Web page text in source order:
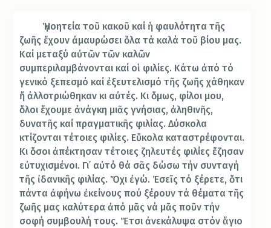
Ἡ γοητεία τοῦ κακοῦ καί ἡ φαυλότητα τῆς
ζωῆς ἔχουν ἀμαυρώσει ὅλα τά καλά τοῦ βίου μας.
Καί μεταξύ αὐτῶν τῶν καλῶν
συμπεριλαμβάνονται καί οἱ φιλίες. Κάτω ἀπό τό
γενικό ξεπεσμό καί ἐξευτελισμό τῆς ζωῆς χάθηκαν
ἤ ἀλλοτριώθηκαν κι αὐτές. Κι ὅμως, φίλοι μου,
ὅλοι ἔχουμε ἀνάγκη μιᾶς γνήσιας, ἀληθινῆς,
δυνατῆς καί πραγματικῆς φιλίας. Δύσκολα
κτίζονται τέτοιες φιλίες. Εὔκολα καταστρέφονται.
Κι ὅσοι ἀπέκτησαν τέτοιες ζηλευτές φιλίες ἔζησαν
εὐτυχισμένοι. Γι᾽ αὐτό θά σᾶς δώσω τήν συνταγή
τῆς ἰδανικῆς φιλίας. Ὄχι ἐγώ. Ἐσεῖς τό ξέρετε, ὅτι
πάντα ἀφήνω ἐκείνους πού ξέρουν τά θέματα τῆς
ζωῆς μας καλύτερα ἀπό μᾶς νά μᾶς ποῦν τήν
σοφή συμβουλή τους. Ἔτσι ἀνεκάλυψα στόν ἅγιο